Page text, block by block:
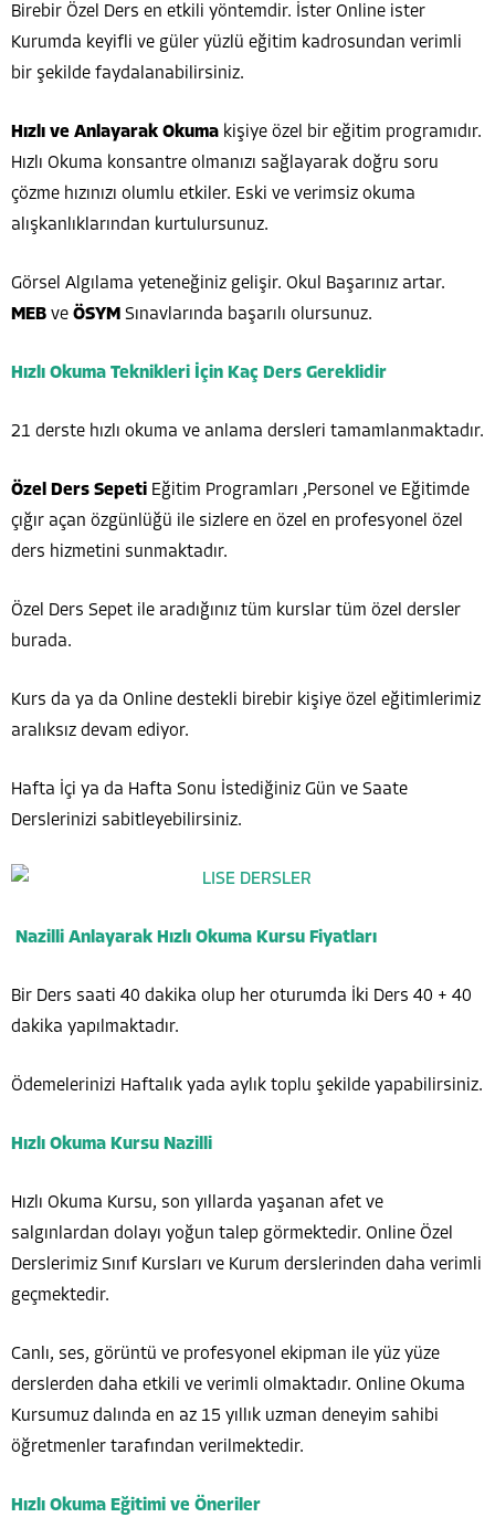
Birebir Özel Ders en etkili yöntemdir. İster Online ister
Kurumda keyifli ve güler yüzlü eğitim kadrosundan verimli
bir şekilde faydalanabilirsiniz.
Hızlı ve Anlayarak Okuma kişiye özel bir eğitim programıdır.
Hızlı Okuma konsantre olmanızı sağlayarak doğru soru
çözme hızınızı olumlu etkiler. Eski ve verimsiz okuma
alışkanlıklarından kurtulursunuz.
Görsel Algılama yeteneğiniz gelişir. Okul Başarınız artar.
MEB ve ÖSYM Sınavlarında başarılı olursunuz.
Hızlı Okuma Teknikleri İçin Kaç Ders Gereklidir
21 derste hızlı okuma ve anlama dersleri tamamlanmaktadır.
Özel Ders Sepeti Eğitim Programları ,Personel ve Eğitimde
çığır açan özgünlüğü ile sizlere en özel en profesyonel özel
ders hizmetini sunmaktadır.
Özel Ders Sepet ile aradığınız tüm kurslar tüm özel dersler
burada.
Kurs da ya da Online destekli birebir kişiye özel eğitimlerimiz
aralıksız devam ediyor.
Hafta İçi ya da Hafta Sonu İstediğiniz Gün ve Saate
Derslerinizi sabitleyebilirsiniz.
Nazilli Anlayarak Hızlı Okuma Kursu Fiyatları
Bir Ders saati 40 dakika olup her oturumda İki Ders 40 + 40
dakika yapılmaktadır.
Ödemelerinizi Haftalık yada aylık toplu şekilde yapabilirsiniz.
Hızlı Okuma Kursu Nazilli
Hızlı Okuma Kursu, son yıllarda yaşanan afet ve
salgınlardan dolayı yoğun talep görmektedir. Online Özel
Derslerimiz Sınıf Kursları ve Kurum derslerinden daha verimli
geçmektedir.
Canlı, ses, görüntü ve profesyonel ekipman ile yüz yüze
derslerden daha etkili ve verimli olmaktadır. Online Okuma
Kursumuz dalında en az 15 yıllık uzman deneyim sahibi
öğretmenler tarafından verilmektedir.
Hızlı Okuma Eğitimi ve Öneriler